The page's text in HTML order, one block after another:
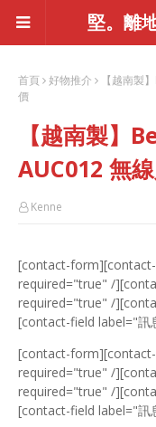
堅。離
首頁 好物推介
【越南製
價
【越南製
AUC012 無
Kenne
[contact-
required="true" /
required="true" /
[contact-field label="
[contact-
required="true" /
required="true" /
[contact-field label="